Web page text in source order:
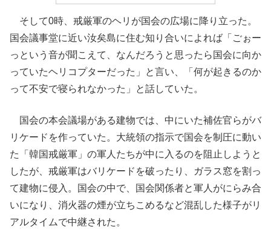
そして0時、戒厳軍のヘリが国会の広場に降り立った。
国会議事堂に近い汝矣島に住む知り合いによれば「ごぉー
っという音が聞こえて、なんだろうと思ったら国会に向か
っていたヘリコプターだった」と言い、「何が起きるのか
って不安で寝られなかった」と話していた。
国会の本会議場がある建物では、中にいた補佐官らがバ
リケードを作っていた。大統領の指示で国会を制圧に動い
た「韓国戒厳軍」の軍人たちが中に入るのを阻止しようと
したが、戒厳軍はバリケードを破ったり、ガラス窓を割っ
て建物に侵入。国会の中で、国会関係者と軍人がにらみ合
いになり、消火器の煙が立ちこめるなど混乱した様子がリ
アルタイムで中継された。